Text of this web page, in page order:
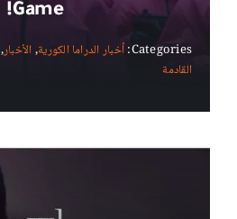
Game!
Categories: أخبار الدراما الكورية,الأخبار,
القادمة